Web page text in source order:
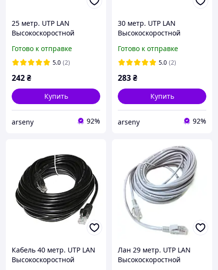
25 метр. UTP LAN
Высокоскоростной
OUTDOOR Ethernet
кабель для интернета
Готово к отправке
5.0 (2)
242₴
Купить
arseny 92%
30 метр. UTP LAN
Высокоскоростной
OUTDOOR Ethernet
кабель для интернета
Готово к отправке
5.0 (2)
283₴
Купить
arseny 92%
Кабель 40 метр. UTP LAN
Высокоскоростной
Лан 29 метр. UTP LAN
Высокоскоростной